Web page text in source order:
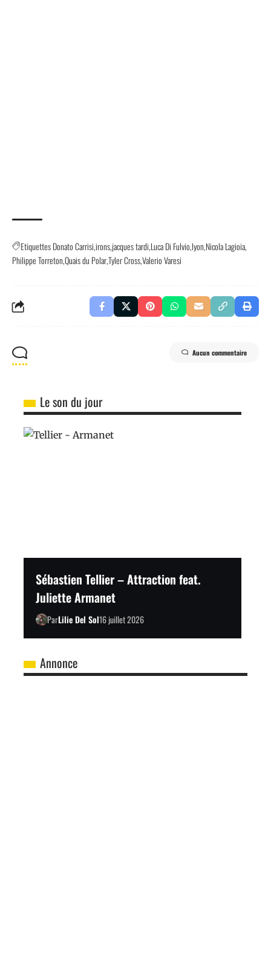
EtiquettesDonato Carrisiironsjacques tardi Luca Di Fulvio lyon Nicola Lagioia
Philippe TorretonQuais du PolarTyler CrossValerio Varesi
Aucun commentaire
Le son du jour
Sébastien Tellier – Attraction feat.
Juliette Armanet
ParLilie Del Sol16 juillet 2026
Annonce